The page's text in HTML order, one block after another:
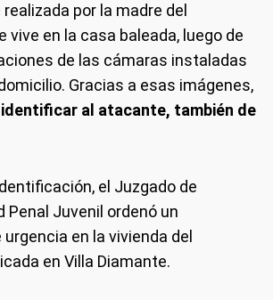
por la madre del
vive en la casa baleada, luego de
de las cámaras instaladas
Gracias a esas imágenes,
al atacante, también de
el Juzgado de
Penal Juvenil ordenó un
en la vivienda del
en Villa Diamante.